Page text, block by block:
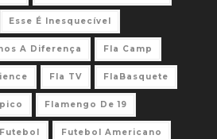
Esse É Inesquecível
A Diferença Fla Camp
Fla TV FlaBasquete
Flamengo De 19
Futebol Futebol Americano